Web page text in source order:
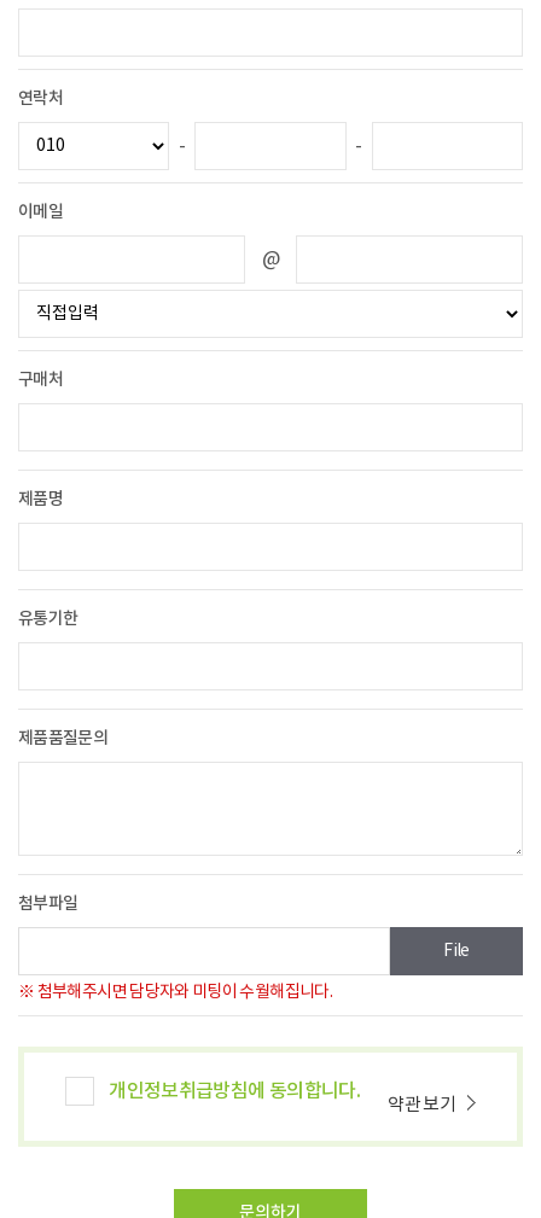
연락처
- -
이메일
@
구매처
제품명
유통기한
제품품질문의
첨부파일
File
※ 첨부해주시면 담당자와 미팅이 수월해집니다.
개인정보취급방침에 동의합니다.
약관 보기
문의하기